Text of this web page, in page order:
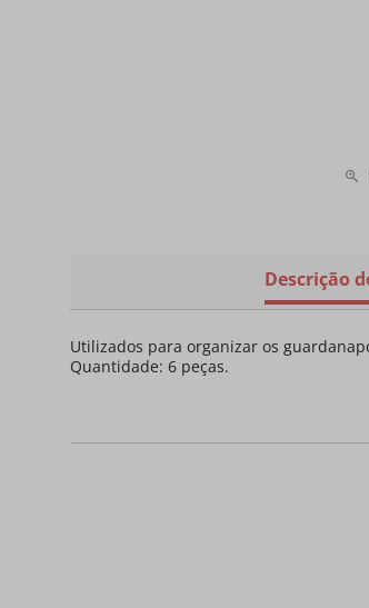
Descrição
Utilizados para organizar os
Quantidade: 6 peças.